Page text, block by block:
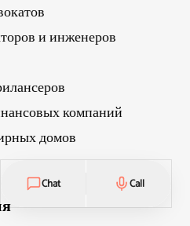
Chat Call
и инженеров
компаний
домов